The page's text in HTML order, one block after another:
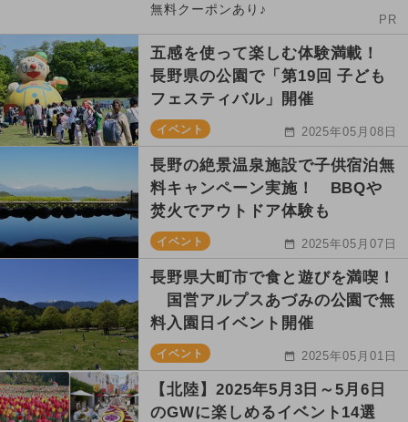
無料クーポンあり♪
PR
五感を使って楽しむ体験満載！
長野県の公園で「第19回 子ども
フェスティバル」開催
イベント 2025年05月08日
長野の絶景温泉施設で子供宿泊無
料キャンペーン実施！ BBQや
焚火でアウトドア体験も
イベント 2025年05月07日
長野県大町市で食と遊びを満喫！
国営アルプスあづみの公園で無
料入園日イベント開催
イベント 2025年05月01日
【北陸】2025年5月3日～5月6日
のGWに楽しめるイベント14選